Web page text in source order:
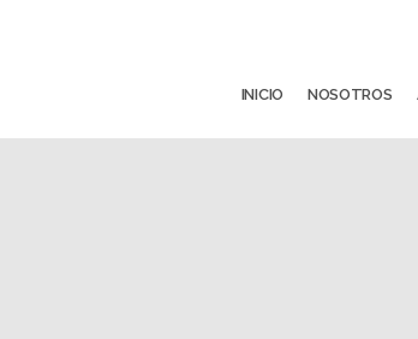
INICIO NOSOTROS